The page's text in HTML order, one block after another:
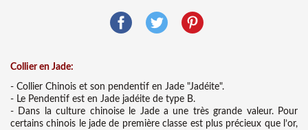
Collier en Jade:
- Collier Chinois et son pendentif en Jade "Jadéite".
- Le Pendentif est en Jade jadéite de type B.
- Dans la culture chinoise le Jade a une très grande valeur. Pour
certains chinois le jade de première classe est plus précieux que l’or,